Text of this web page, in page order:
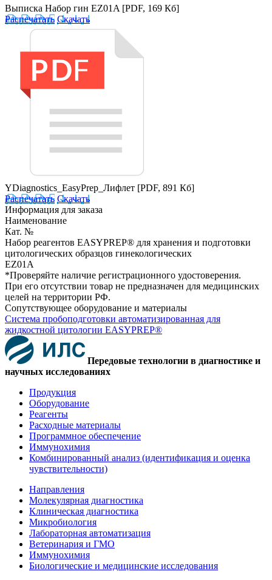
Выписка Набор гин EZ01A [PDF, 169 Кб]
Распечатать Скачать
YDiagnostics_EasyPrep_Лифлет [PDF, 891 Кб]
Распечатать Скачать
Информация для заказа
Наименование
Кат. №
Набор реагентов EASYPREP® для хранения и подготовки
цитологических образцов гинекологических
EZ01A
*Проверяйте наличие регистрационного удостоверения.
При его отсутствии товар не предназначен для медицинских
целей на территории РФ.
Сопутствующее оборудование и материалы
Система пробоподготовки автоматизированная для
жидкостной цитологии EASYPREP®
Передовые технологии в диагностике и
научных исследованиях
Продукция
Оборудование
Реагенты
Расходные материалы
Программное обеспечение
Иммунохимия
Комбинированный анализ (идентификация и оценка
чувствительности)
Направления
Молекулярная диагностика
Клиническая диагностика
Микробиология
Лабораторная автоматизация
Ветеринария и ГМО
Иммунохимия
Биологические и медицинские исследования